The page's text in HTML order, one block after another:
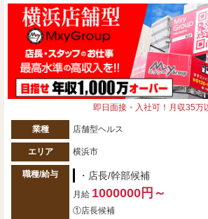
即日面接・入社可！月収35万
業種 店舗型ヘルス
エリア 横浜市
職種/給与 ・店長/幹部候補
月給 1000000円～
①店長候補